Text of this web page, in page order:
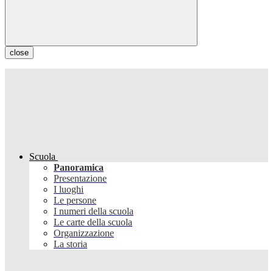
close
Scuola
Panoramica
Presentazione
I luoghi
Le persone
I numeri della scuola
Le carte della scuola
Organizzazione
La storia